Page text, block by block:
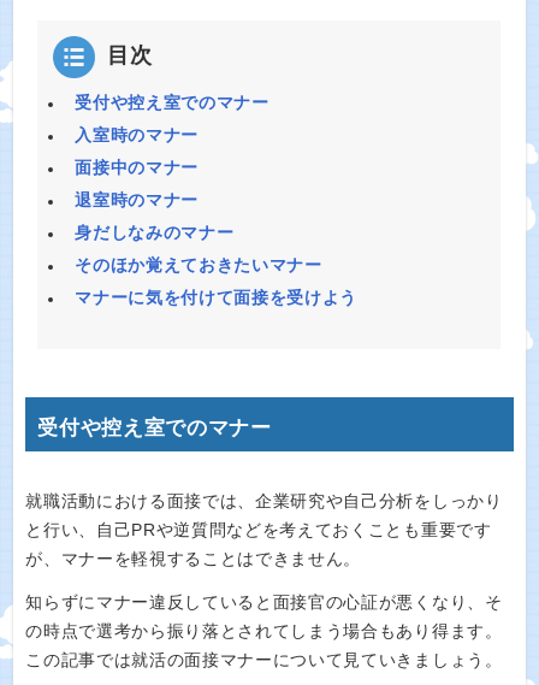
目次
受付や控え室でのマナー
入室時のマナー
面接中のマナー
退室時のマナー
身だしなみのマナー
そのほか覚えておきたいマナー
マナーに気を付けて面接を受けよう
受付や控え室でのマナー
就職活動における面接では、企業研究や自己分析をしっかり
と行い、自己PRや逆質問などを考えておくことも重要です
が、マナーを軽視することはできません。
知らずにマナー違反していると面接官の心証が悪くなり、そ
の時点で選考から振り落とされてしまう場合もあり得ます。
この記事では就活の面接マナーについて見ていきましょう。